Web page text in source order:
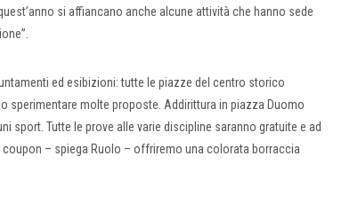
si affiancano anche alcune attività che hanno sede
ed esibizioni: tutte le piazze del centro storico
sperimentare molte proposte. Addirittura in piazza Duomo
sport. Tutte le prove alle varie discipline saranno gratuite e ad
– spiega Ruolo – offriremo una colorata borraccia